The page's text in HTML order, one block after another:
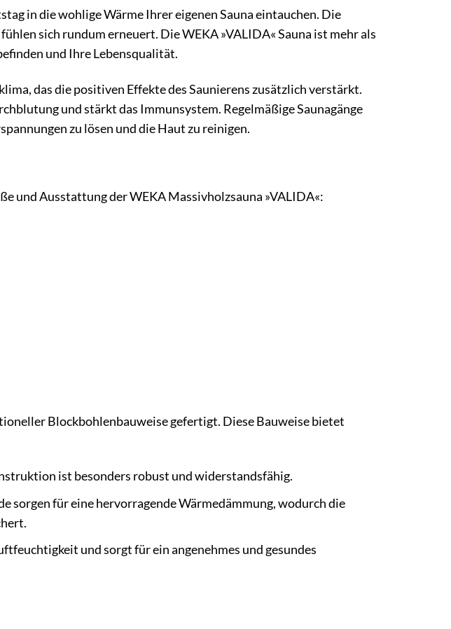
in die wohlige Wärme Ihrer eigenen Sauna eintauchen. Die
sich rundum erneuert. Die WEKA »VALIDA« Sauna ist mehr als
und Ihre Lebensqualität.
das die positiven Effekte des Saunierens zusätzlich verstärkt.
und stärkt das Immunsystem. Regelmäßige Saunagänge
zu lösen und die Haut zu reinigen.
und Ausstattung der WEKA Massivholzsauna »VALIDA«:
Blockbohlenbauweise gefertigt. Diese Bauweise bietet
ist besonders robust und widerstandsfähig.
sorgen für eine hervorragende Wärmedämmung, wodurch die
und sorgt für ein angenehmes und gesundes